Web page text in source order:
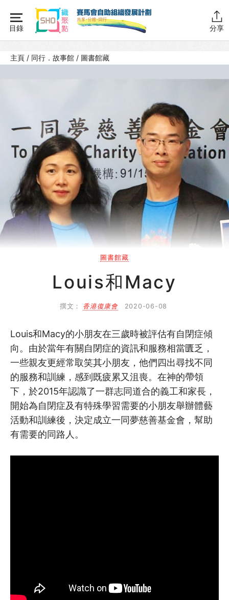
content
目錄 分享
主頁
同行學堂
圖書館藏
活動花絮
同行社區伙伴
搜尋自助組織
SHO專題
媒體報導
主頁 / 同行．故事館 / 圖書館藏
圖書館藏
Louis和Macy
撰文： 香港復康會 2020-06-08
Louis和Macy的小朋友在三歲時被評估有自閉症傾
向。由於當年有關自閉症的資訊和服務相當匱乏，
一些親友更經常取笑其小朋友，他們四出尋找不同
的服務和訓練，感到既疲累又沮喪。在神的帶領
下，於2015年認識了一群志同道合的義工和家長，
開始為自閉症及有特殊學習需要的小朋友舉辦體藝
活動和訓練後，決定成立一同夢慈善基金會，幫助
有需要的同路人。